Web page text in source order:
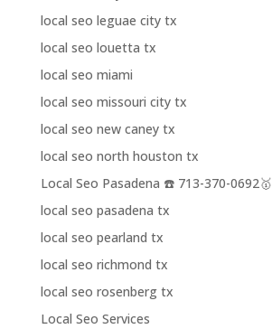
local seo leguae city tx
local seo louetta tx
local seo miami
local seo missouri city tx
local seo new caney tx
local seo north houston tx
Local Seo Pasadena ☎️ 713-370-0692🥇
local seo pasadena tx
local seo pearland tx
local seo richmond tx
local seo rosenberg tx
Local Seo Services